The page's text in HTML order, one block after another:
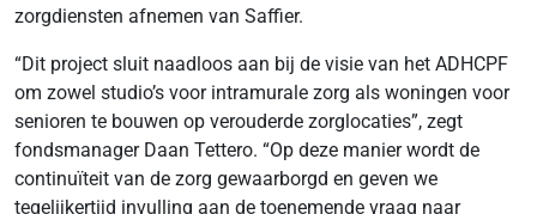
zorgdiensten afnemen van Saffier.
“Dit project sluit naadloos aan bij de visie van het ADHCPF
om zowel studio’s voor intramurale zorg als woningen voor
senioren te bouwen op verouderde zorglocaties”, zegt
fondsmanager Daan Tettero. “Op deze manier wordt de
continuïteit van de zorg gewaarborgd en geven we
tegelijkertijd invulling aan de toenemende vraag naar